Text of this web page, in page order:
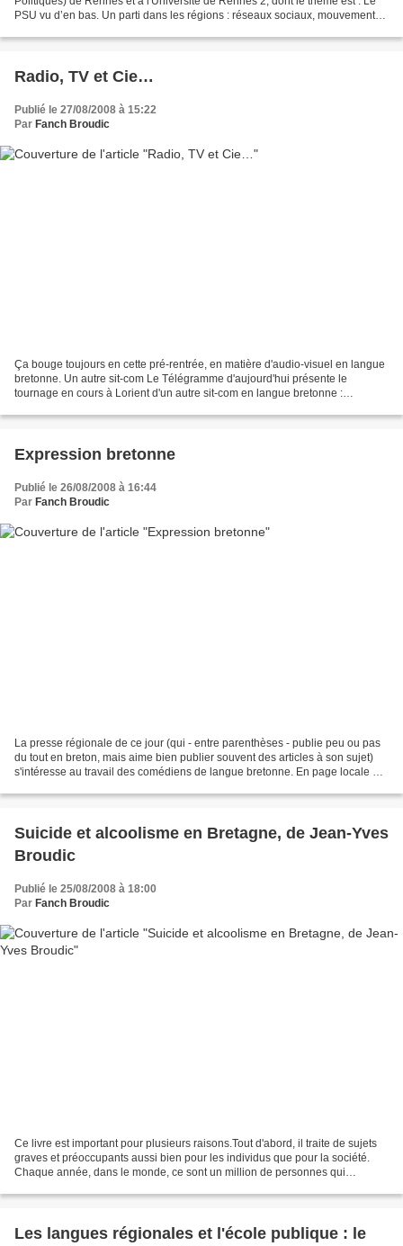
PSU vu d’en bas. Un parti dans les régions : réseaux sociaux, mouvement
Radio, TV et Cie…
Publié le 27/08/2008 à 15:22
Par Fanch Broudic
Ça bouge toujours en cette pré-rentrée, en matière d'audio-visuel en langue
bretonne. Un autre sit-com Le Télégramme d'aujourd'hui présente le
tournage en cours à Lorient d'un autre sit-com en langue bretonne :
Expression bretonne
Publié le 26/08/2008 à 16:44
Par Fanch Broudic
La presse régionale de ce jour (qui - entre parenthèses - publie peu ou pas
du tout en breton, mais aime bien publier souvent des articles à son sujet)
s'intéresse au travail des comédiens de langue bretonne. En page locale de
Suicide et alcoolisme en Bretagne, de Jean-Yves
Broudic
Publié le 25/08/2008 à 18:00
Par Fanch Broudic
Ce livre est important pour plusieurs raisons.Tout d'abord, il traite de sujets
graves et préoccupants aussi bien pour les individus que pour la société.
Chaque année, dans le monde, ce sont un million de personnes qui
Les langues régionales et l'école publique : le